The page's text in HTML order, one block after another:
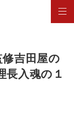
吉田屋の
長入魂の１